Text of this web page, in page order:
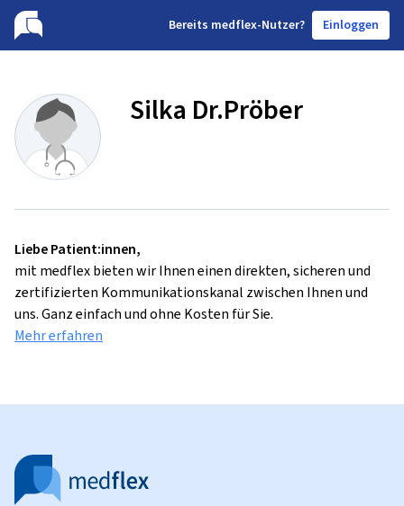
Bereits medflex-Nutzer? Einloggen
Silka Dr.Pröber
Liebe Patient:innen,
mit medflex bieten wir Ihnen einen direkten, sicheren und
zertifizierten Kommunikationskanal zwischen Ihnen und
uns. Ganz einfach und ohne Kosten für Sie.
Mehr erfahren